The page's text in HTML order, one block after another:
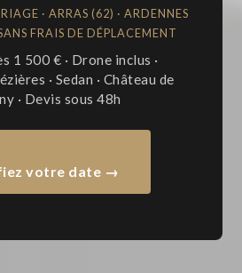
· ARRAS (62) · ARDENNES
FRAIS DE DÉPLACEMENT
1 500 € · Drone inclus ·
· Sedan · Château de
· Devis sous 48h
votre date →